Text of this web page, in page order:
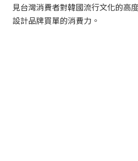
見台灣消費者對韓國流行文化的高
設計品牌買單的消費力。